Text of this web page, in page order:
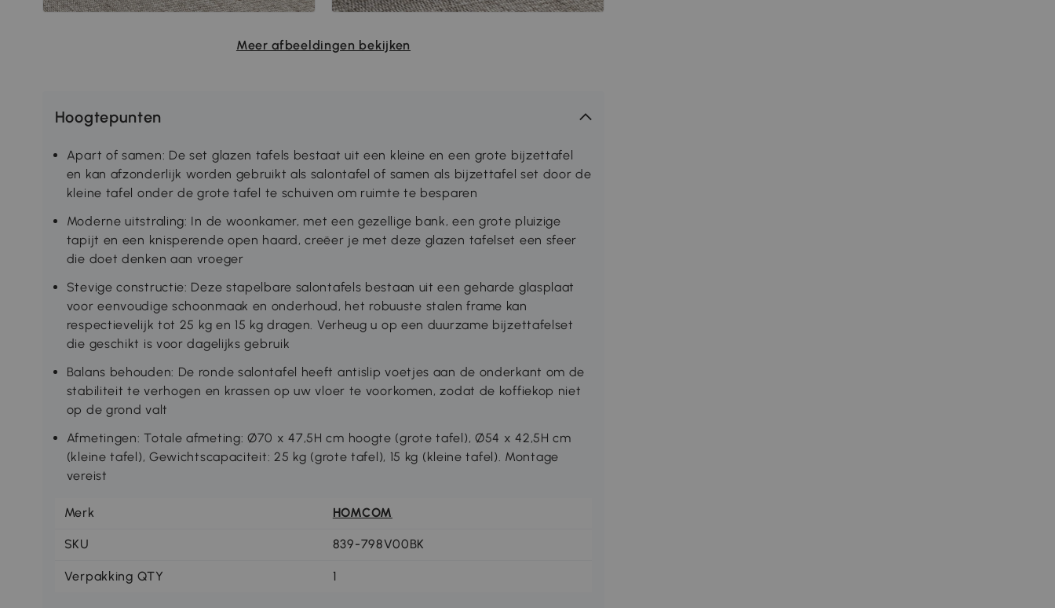
Meer afbeeldingen bekijken
Hoogtepunten
Apart of samen: De set glazen tafels bestaat uit een kleine en een grote bijzettafel
en kan afzonderlijk worden gebruikt als salontafel of samen als bijzettafel set door de
kleine tafel onder de grote tafel te schuiven om ruimte te besparen
Moderne uitstraling: In de woonkamer, met een gezellige bank, een grote pluizige
tapijt en een knisperende open haard, creëer je met deze glazen tafelset een sfeer
die doet denken aan vroeger
Stevige constructie: Deze stapelbare salontafels bestaan uit een geharde glasplaat
voor eenvoudige schoonmaak en onderhoud, het robuuste stalen frame kan
respectievelijk tot 25 kg en 15 kg dragen. Verheug u op een duurzame bijzettafelset
die geschikt is voor dagelijks gebruik
Balans behouden: De ronde salontafel heeft antislip voetjes aan de onderkant om de
stabiliteit te verhogen en krassen op uw vloer te voorkomen, zodat de koffiekop niet
op de grond valt
Afmetingen: Totale afmeting: Ø70 x 47,5H cm hoogte (grote tafel), Ø54 x 42,5H cm
(kleine tafel), Gewichtscapaciteit: 25 kg (grote tafel), 15 kg (kleine tafel). Montage
vereist
Merk HOMCOM
SKU 839-798V00BK
Verpakking QTY 1